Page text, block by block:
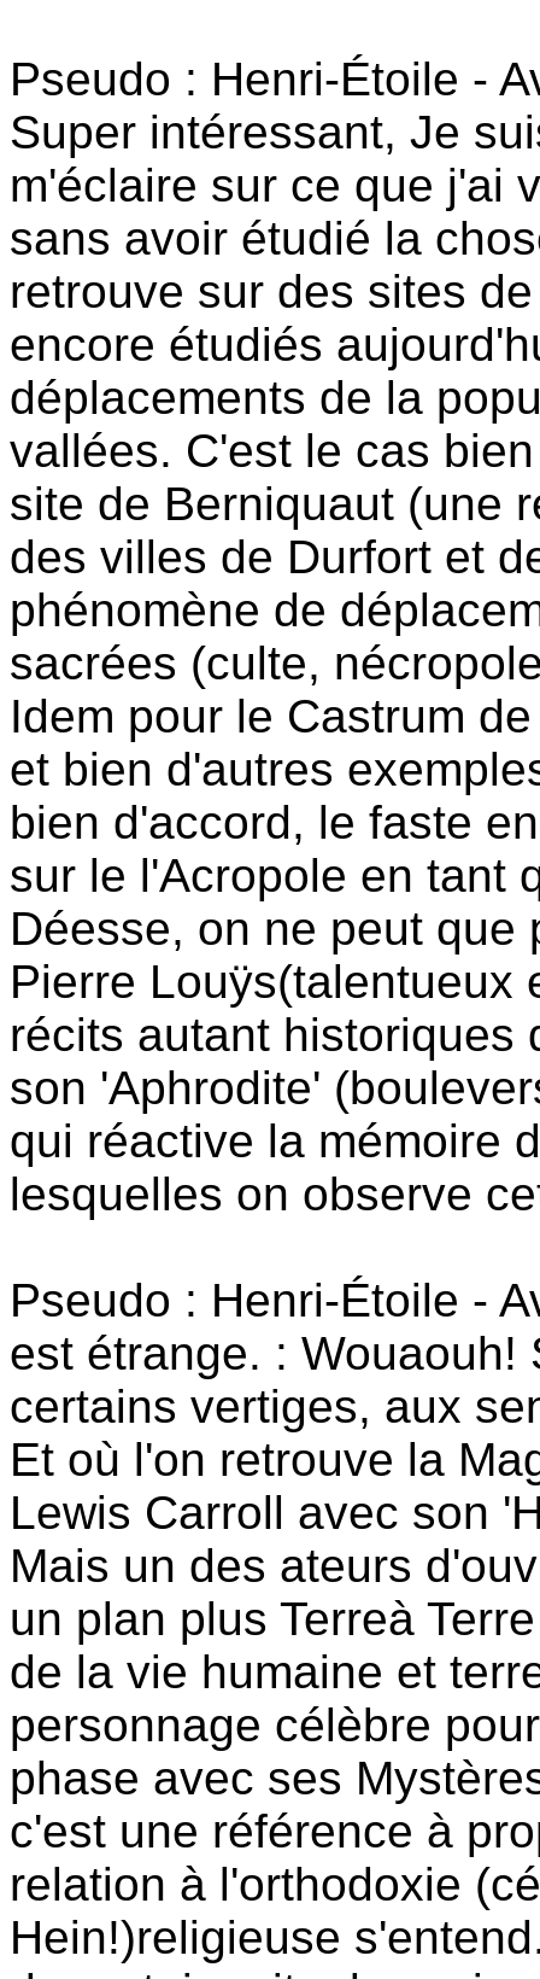
Pseudo : Henri-Étoile -
Super intéressant, Je
m'éclaire sur ce que j'ai
sans avoir étudié la
retrouve sur des sites
encore étudiés
déplacements de la
vallées. C'est le cas
site de Berniquaut (une
des villes de Durfort et
phénomène de
sacrées (culte,
Idem pour le Castrum
et bien d'autres
bien d'accord, le faste
sur le l'Acropole en tant
Déesse, on ne peut que
Pierre Louÿs(talentueux
récits autant historiques
son 'Aphrodite'
qui réactive la mémoire
lesquelles on observe
Pseudo : Henri-Étoile -
est étrange. :
certains vertiges, aux
Et où l'on retrouve la
Lewis Carroll avec son
Mais un des ateurs
un plan plus Terreà
de la vie humaine et
personnage célèbre
phase avec ses
c'est une référence à
relation à l'orthodoxie
Hein!)religieuse